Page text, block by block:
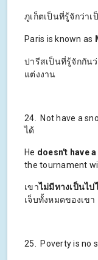
ภูเก็ตเป็นที่รู้จักว่าเ
Paris is known as
ปารีสเป็นที่รู้จักกัน
แต่งงาน
24. Not have a
ได้
He doesn't have
the tournament
เขาไม่มีทางเป็นไป
เจ็บทั้งหมดของเขา
25. Poverty is no